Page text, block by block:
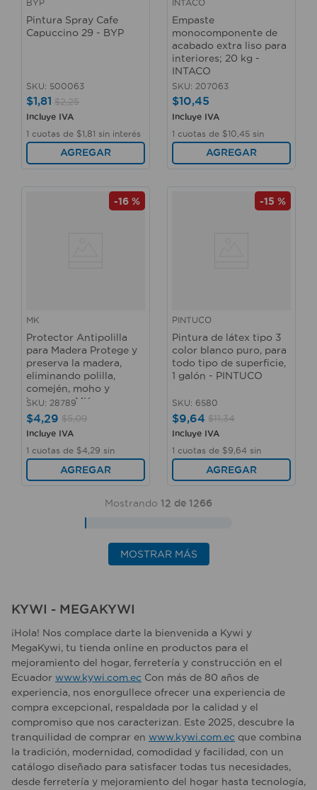
BYP
Pintura Spray Cafe
Capuccino 29 - BYP
SKU: 500063
$1,81 $2,25
Incluye IVA
1 cuotas de $1 81 sin interés
AGREGAR
INTACO
Empaste
monocomponente de
acabado extra liso para
interiores; 20 kg -
INTACO
SKU: 207063
$10,45
Incluye IVA
1 cuotas de $10 45 sin
interés
AGREGAR
-16 %
MK
Protector Antipolilla
para Madera Protege y
preserva la madera,
eliminando polilla,
comején, moho y
hongos. - MK
SKU: 28789
$4,29 $5,09
Incluye IVA
1 cuotas de $4 29 sin
interés
AGREGAR
-15 %
PINTUCO
Pintura de látex tipo 3
color blanco puro, para
todo tipo de superficie,
1 galón - PINTUCO
SKU: 6580
$9,64 $11,34
Incluye IVA
1 cuotas de $9 64 sin
interés
AGREGAR
Mostrando 12 de 1266
MOSTRAR MÁS
KYWI - MEGAKYWI
¡Hola! Nos complace darte la bienvenida a Kywi y
MegaKywi, tu tienda online en productos para el
mejoramiento del hogar, ferretería y construcción en el
Ecuador www.kywi.com.ec Con más de 80 años de
experiencia, nos enorgullece ofrecer una experiencia de
compra excepcional, respaldada por la calidad y el
compromiso que nos caracterizan. Este 2025, descubre la
tranquilidad de comprar en www.kywi.com.ec que combina
la tradición, modernidad, comodidad y facilidad, con un
catálogo diseñado para satisfacer todas tus necesidades,
desde ferretería y mejoramiento del hogar hasta tecnología,